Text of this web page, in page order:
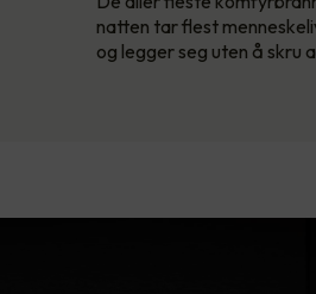
natten tar flest
og legger seg uten å skru